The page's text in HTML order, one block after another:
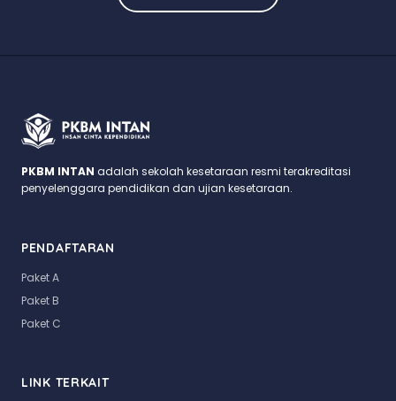
PKBM INTAN adalah sekolah kesetaraan resmi terakreditasi
penyelenggara pendidikan dan ujian kesetaraan.
PENDAFTARAN
Paket A
Paket B
Paket C
LINK TERKAIT